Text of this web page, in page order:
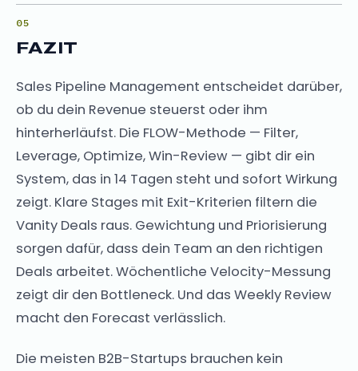
FAZIT
Sales Pipeline Management entscheidet darüber,
ob du dein Revenue steuerst oder ihm
hinterherläufst. Die FLOW-Methode — Filter,
Leverage, Optimize, Win-Review — gibt dir ein
System, das in 14 Tagen steht und sofort Wirkung
zeigt. Klare Stages mit Exit-Kriterien filtern die
Vanity Deals raus. Gewichtung und Priorisierung
sorgen dafür, dass dein Team an den richtigen
Deals arbeitet. Wöchentliche Velocity-Messung
zeigt dir den Bottleneck. Und das Weekly Review
macht den Forecast verlässlich.
Die meisten B2B-Startups brauchen kein